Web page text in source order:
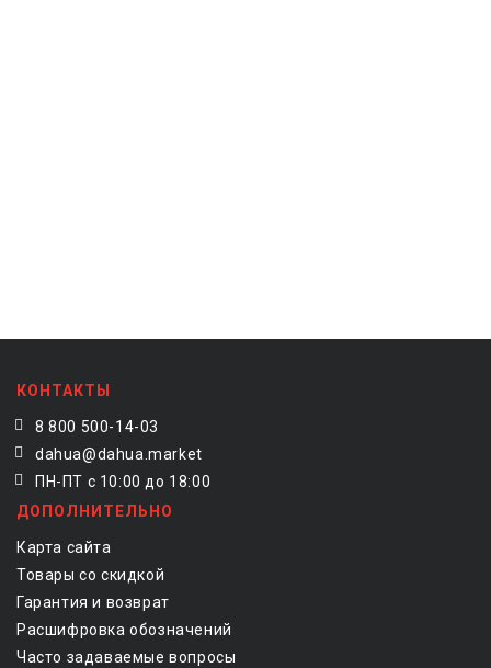
КОНТАКТЫ
8 800 500-14-03
dahua@dahua.market
ПН-ПТ с 10:00 до 18:00
ДОПОЛНИТЕЛЬНО
Карта сайта
Товары со скидкой
Гарантия и возврат
Расшифровка обозначений
Часто задаваемые вопросы